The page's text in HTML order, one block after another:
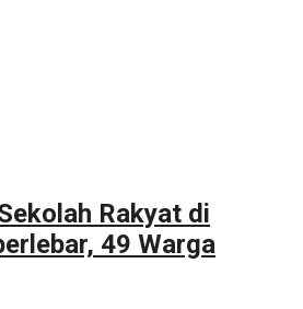
Rakyat di
49 Warga